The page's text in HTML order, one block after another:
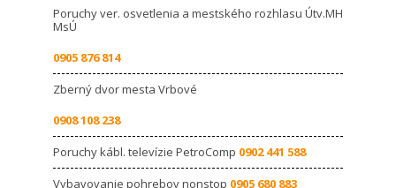
Poruchy ver. osvetlenia a mestského rozhlasu Útv.MH
MsÚ
0905 876 814
Zberný dvor mesta Vrbové
0908 108 238
Poruchy kábl. televízie PetroComp 0902 441 588
Vybavovanie pohrebov nonstop 0905 680 883